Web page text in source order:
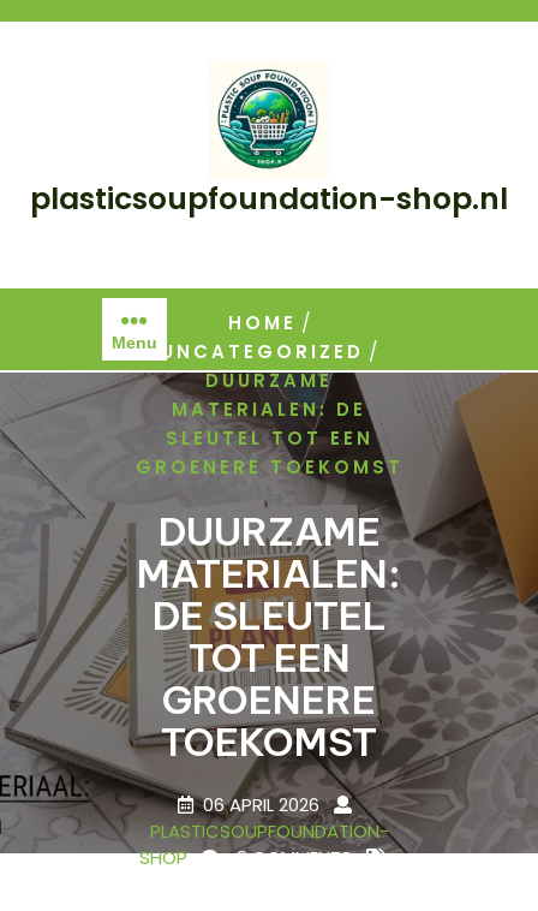
plasticsoupfoundation-shop.nl
Menu
HOME /
UNCATEGORIZED /
DUURZAME
MATERIALEN: DE
SLEUTEL TOT EEN
GROENERE TOEKOMST
DUURZAME
MATERIALEN:
DE SLEUTEL
TOT EEN
GROENERE
TOEKOMST
06 APRIL 2026
PLASTICSOUPFOUNDATION-
SHOP
0 COMMENTS